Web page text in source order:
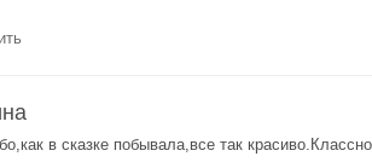
в сказке побывала,все так